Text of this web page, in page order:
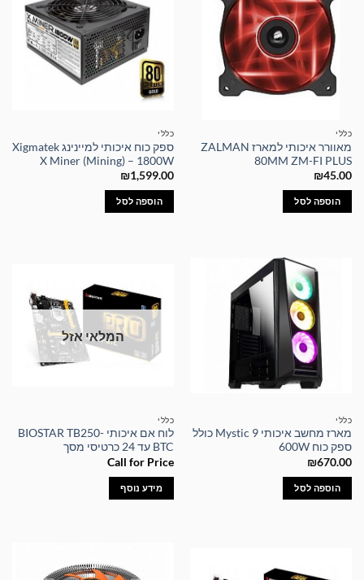
כללי
מאוורר איכותי למארז ZALMAN
80MM ZM-FI PLUS
₪45.00
הוספה לסל
כללי
ספק כוח איכותי למיינינג Xigmatek
X Miner (Mining) – 1800W
₪1,599.00
הוספה לסל
כללי
מארז מחשב איכותי Mystic 9 כולל
ספק כוח 600W
₪670.00
הוספה לסל
המלאי אזל
כללי
לוח אם איכותי BIOSTAR TB250-
BTC עד 24 כרטיסי מסך
Call for Price
מידע נוסף